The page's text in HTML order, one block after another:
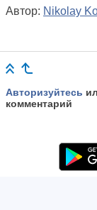
Автор: Nikolay
Авторизуйтесь
комментарий